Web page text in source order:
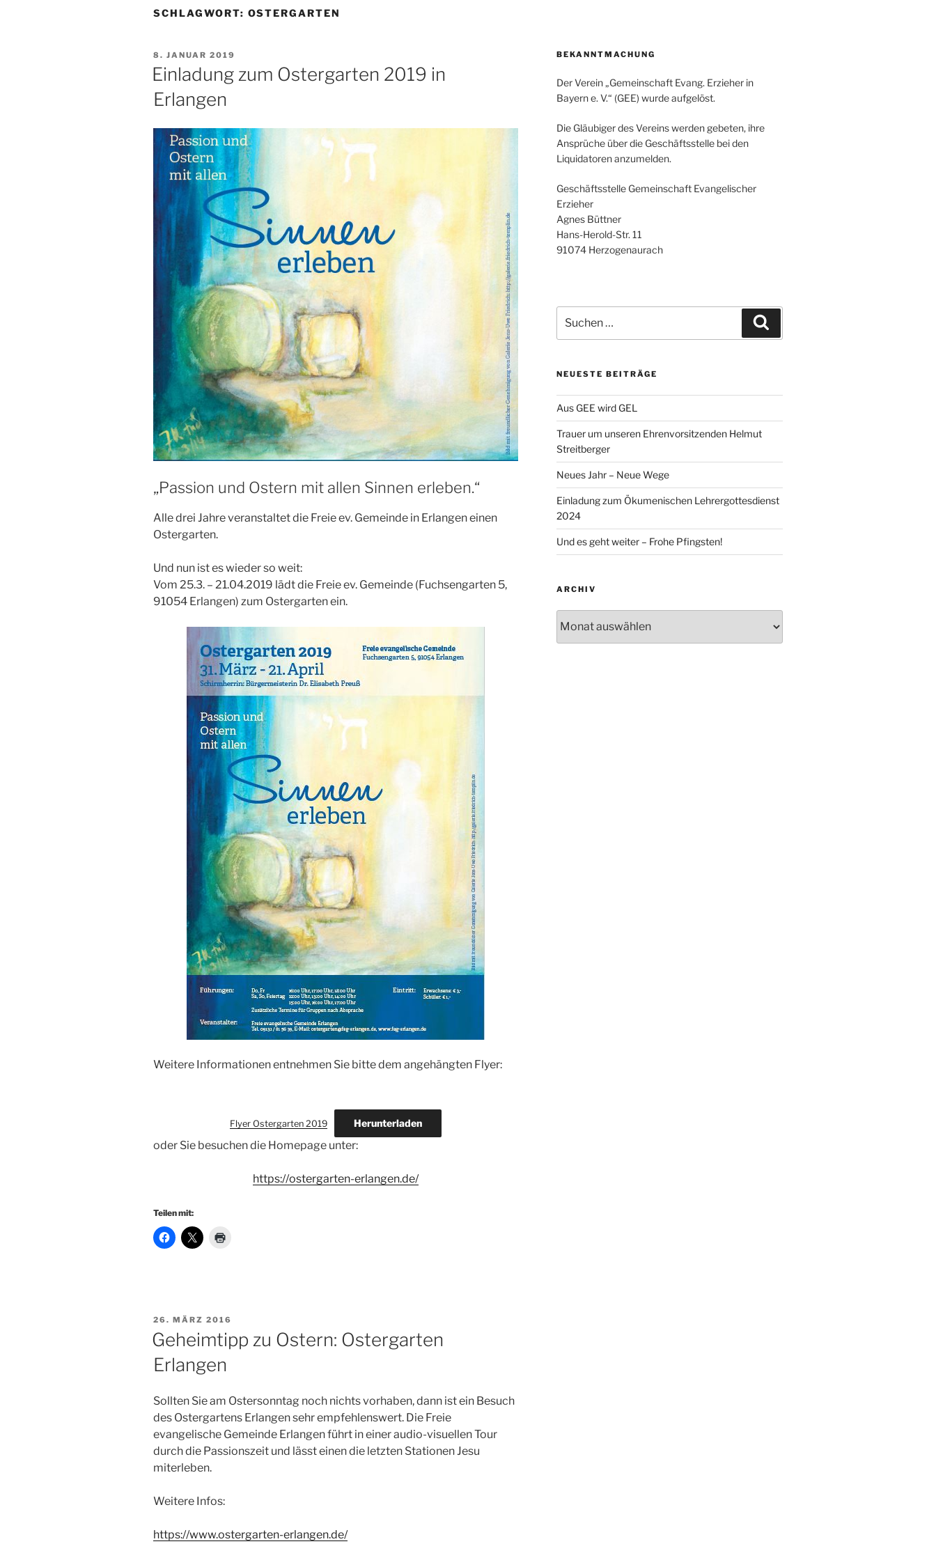
SCHLAGWORT: OSTERGARTEN
VERÖFFENTLICHT
AM
8. JANUAR 2019
Einladung zum Ostergarten 2019 in
Erlangen
„Passion und Ostern mit allen Sinnen erleben.“
Alle drei Jahre veranstaltet die Freie ev. Gemeinde in Erlangen einen
Ostergarten.
Und nun ist es wieder so weit:
Vom 25.3. – 21.04.2019 lädt die Freie ev. Gemeinde (Fuchsengarten 5,
91054 Erlangen) zum Ostergarten ein.
Weitere Informationen entnehmen Sie bitte dem angehängten Flyer:
Flyer Ostergarten 2019 Herunterladen
oder Sie besuchen die Homepage unter:
https://ostergarten-erlangen.de/
Teilen mit:
VERÖFFENTLICHT
AM
26. MÄRZ 2016
Geheimtipp zu Ostern: Ostergarten
Erlangen
Sollten Sie am Ostersonntag noch nichts vorhaben, dann ist ein Besuch
des Ostergartens Erlangen sehr empfehlenswert. Die Freie
evangelische Gemeinde Erlangen führt in einer audio-visuellen Tour
durch die Passionszeit und lässt einen die letzten Stationen Jesu
miterleben.
Weitere Infos:
https://www.ostergarten-erlangen.de/
BEKANNTMACHUNG
Der Verein „Gemeinschaft Evang. Erzieher in
Bayern e. V.“ (GEE) wurde aufgelöst.
Die Gläubiger des Vereins werden gebeten, ihre
Ansprüche über die Geschäftsstelle bei den
Liquidatoren anzumelden.
Geschäftsstelle Gemeinschaft Evangelischer
Erzieher
Agnes Büttner
Hans-Herold-Str. 11
91074 Herzogenaurach
nach:
NEUESTE BEITRÄGE
Aus GEE wird GEL
Trauer um unseren Ehrenvorsitzenden Helmut
Streitberger
Neues Jahr – Neue Wege
Einladung zum Ökumenischen Lehrergottesdienst
2024
Und es geht weiter – Frohe Pfingsten!
ARCHIV